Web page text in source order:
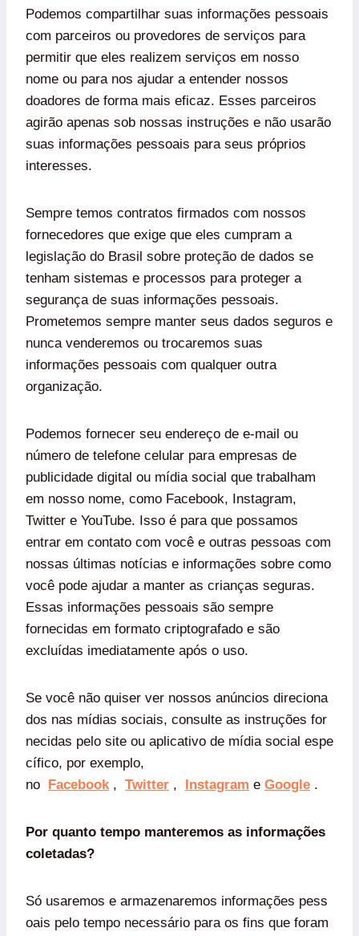
Podemos compartilhar suas informações pessoais
com parceiros ou provedores de serviços para
permitir que eles realizem serviços em nosso
nome ou para nos ajudar a entender nossos
doadores de forma mais eficaz. Esses parceiros
agirão apenas sob nossas instruções e não usarão
suas informações pessoais para seus próprios
interesses.
Sempre temos contratos firmados com nossos
fornecedores que exige que eles cumpram a
legislação do Brasil sobre proteção de dados se
tenham sistemas e processos para proteger a
segurança de suas informações pessoais.
Prometemos sempre manter seus dados seguros e
nunca venderemos ou trocaremos suas
informações pessoais com qualquer outra
organização.
Podemos fornecer seu endereço de e-mail ou
número de telefone celular para empresas de
publicidade digital ou mídia social que trabalham
em nosso nome, como Facebook, Instagram,
Twitter e YouTube. Isso é para que possamos
entrar em contato com você e outras pessoas com
nossas últimas notícias e informações sobre como
você pode ajudar a manter as crianças seguras.
Essas informações pessoais são sempre
fornecidas em formato criptografado e são
excluídas imediatamente após o uso.
Se você não quiser ver nossos anúncios direciona
dos nas mídias sociais, consulte as instruções for
necidas pelo site ou aplicativo de mídia social espe
cífico, por exemplo,
no Facebook, Twitter , Instagram e Google .
Por quanto tempo manteremos as informações
coletadas?
Só usaremos e armazenaremos informações pess
oais pelo tempo necessário para os fins que foram